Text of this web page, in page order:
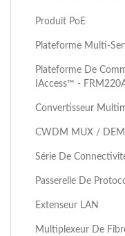
Produit PoE
Plateforme Multi-
Plateforme De
IAccess™ -
Convertisseur
CWDM MUX /
Série De
Passerelle De
Extenseur LAN
Multiplexeur De